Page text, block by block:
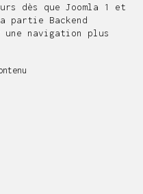
dès que Joomla 1 et
partie Backend
navigation plus